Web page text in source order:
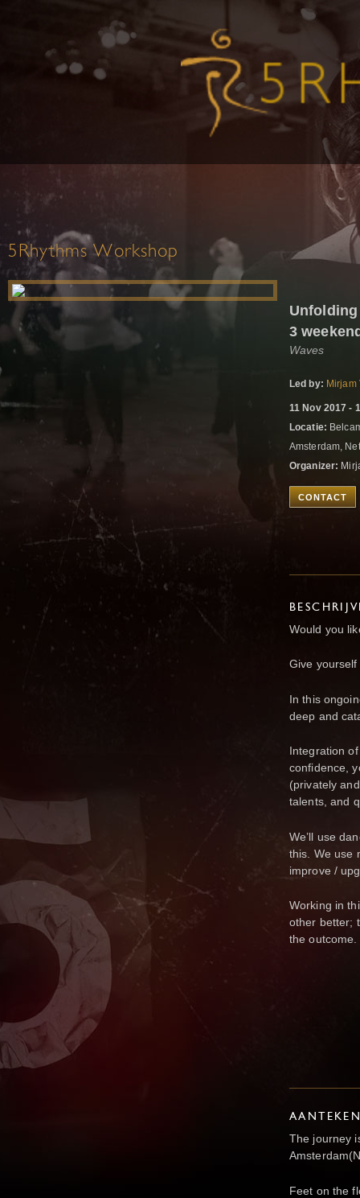
5Rhythms Workshop
3
Waves
Led by: Mirjam
11 Nov 2017 -
Locatie:
Amsterdam,
Organizer:
CONTACT
Would you
Give
In this
deep and
Integration
confidence,
(privately
talents, and
We’ll use
this. We use
improve /
Working in
other better;
the
The journey
Feet on the